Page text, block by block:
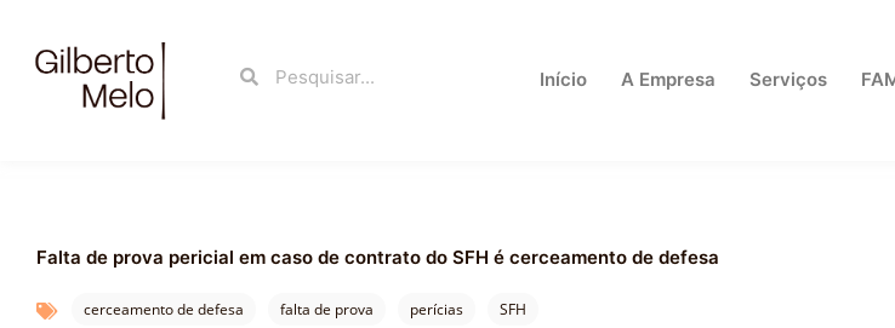
SearchSearch
Início A Empresa Serviços
Falta de prova pericial em caso de contrato do SFH é cerceamento de defesa
cerceamento de defesa falta de prova perícias SFH